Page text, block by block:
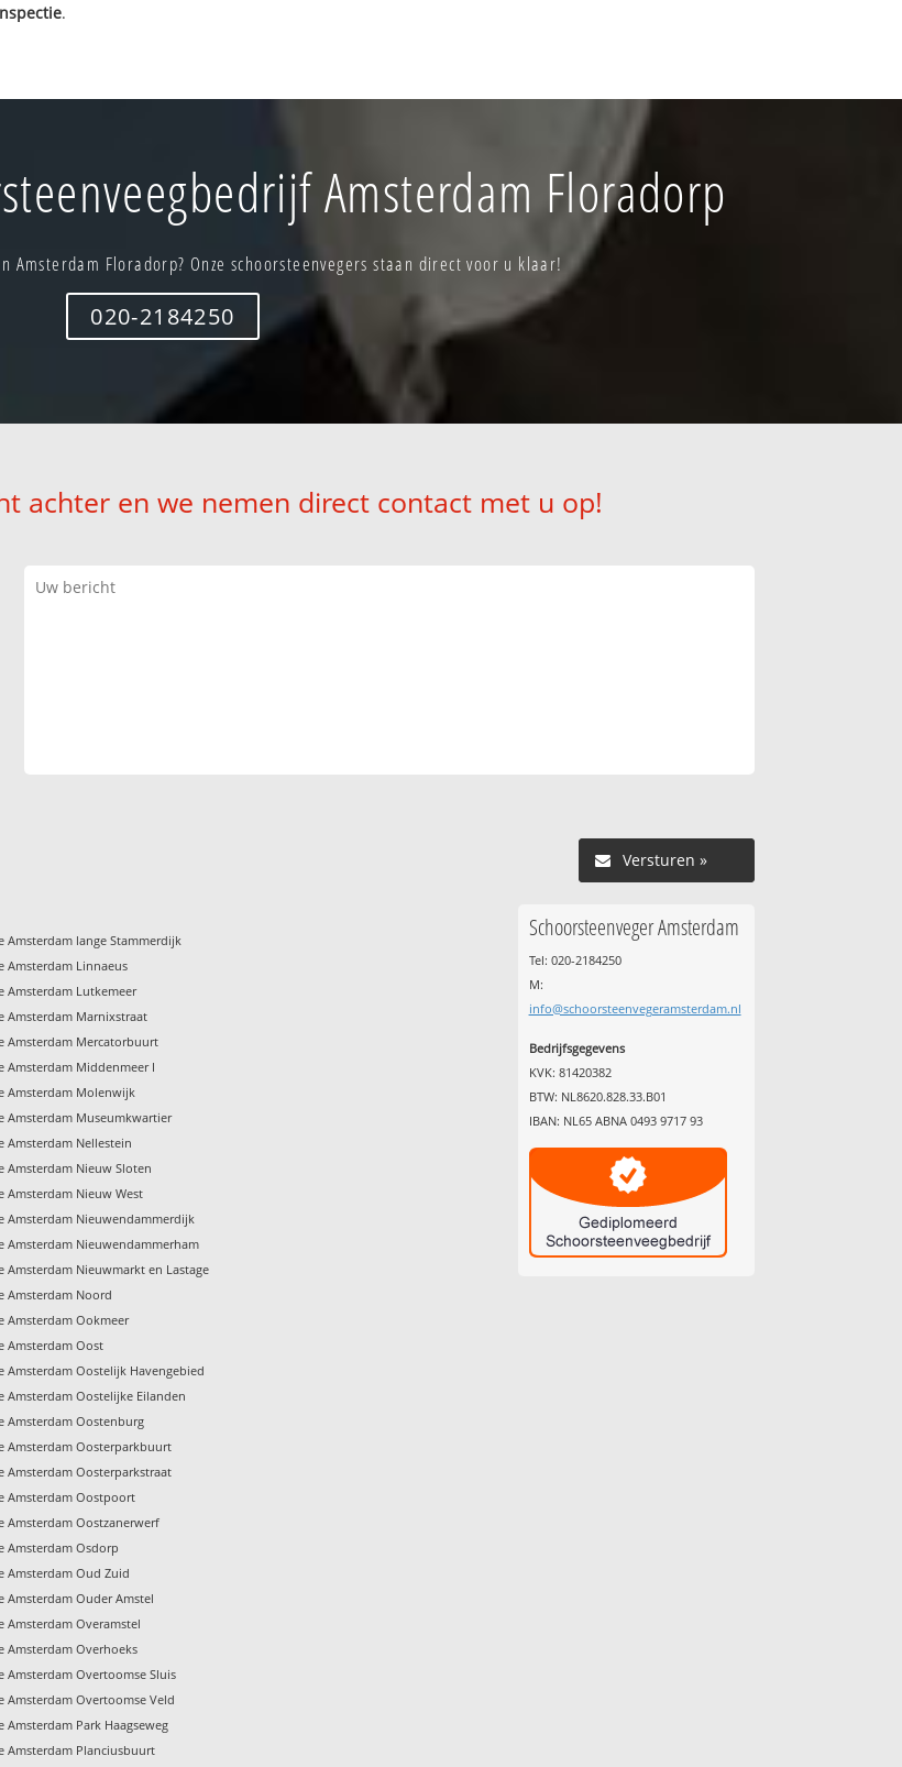
.
Amsterdam Floradorp
Amsterdam Floradorp? Onze schoorsteenvegers staan direct voor u klaar!
020-2184250
achter en we nemen direct contact met u op!
Versturen »
Amsterdam lange Stammerdijk
Amsterdam Linnaeus
Amsterdam Lutkemeer
Amsterdam Marnixstraat
Amsterdam Mercatorbuurt
Amsterdam Middenmeer I
Amsterdam Molenwijk
Amsterdam Museumkwartier
Amsterdam Nellestein
Amsterdam Nieuw Sloten
Amsterdam Nieuw West
Amsterdam Nieuwendammerdijk
Amsterdam Nieuwendammerham
Amsterdam Nieuwmarkt en Lastage
Amsterdam Noord
Amsterdam Ookmeer
Amsterdam Oost
Amsterdam Oostelijk Havengebied
Amsterdam Oostelijke Eilanden
Amsterdam Oostenburg
Amsterdam Oosterparkbuurt
Amsterdam Oosterparkstraat
Amsterdam Oostpoort
Amsterdam Oostzanerwerf
Amsterdam Osdorp
Amsterdam Oud Zuid
Amsterdam Ouder Amstel
Amsterdam Overamstel
Amsterdam Overhoeks
Amsterdam Overtoomse Sluis
Amsterdam Overtoomse Veld
Amsterdam Park Haagseweg
Amsterdam Planciusbuurt
Schoorsteenveger Amsterdam
Tel: 020-2184250
M:
info@schoorsteenvegeramsterdam.nl
Bedrijfsgegevens
KVK: 81420382
BTW: NL8620.828.33.B01
IBAN: NL65 ABNA 0493 9717 93